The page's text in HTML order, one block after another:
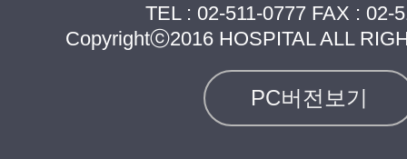
TEL : 02-511-0777 FAX : 02-
Copyrightⓒ2016 HOSPITAL ALL
PC버전보기